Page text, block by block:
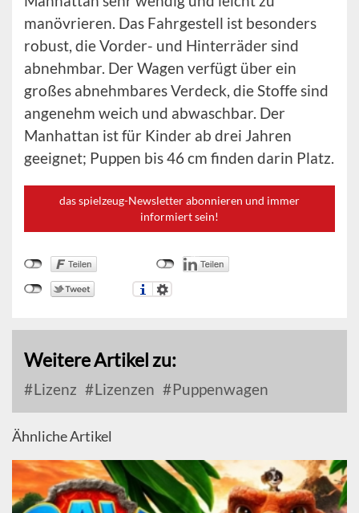
manövrieren. Das Fahrgestell ist besonders
robust, die Vorder- und Hinterräder sind
abnehmbar. Der Wagen verfügt über ein
großes abnehmbares Verdeck, die Stoffe sind
angenehm weich und abwaschbar. Der
Manhattan ist für Kinder ab drei Jahren
geeignet; Puppen bis 46 cm finden darin Platz.
das spielzeug-Newsletter abonnieren und immer
informiert sein!
Weitere Artikel zu:
Lizenz Lizenzen Puppenwagen
Ähnliche Artikel